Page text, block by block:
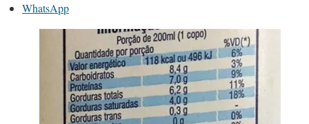
WhatsApp